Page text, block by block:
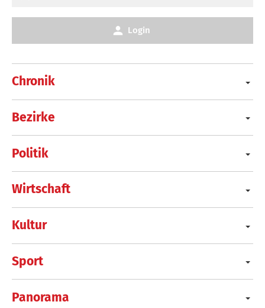
Chronik
Bezirke
Politik
Wirtschaft
Kultur
Sport
Panorama
Login